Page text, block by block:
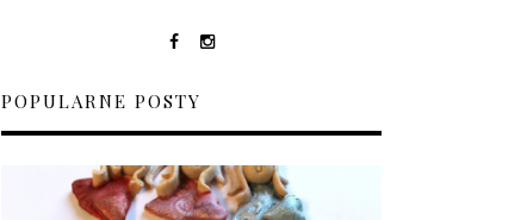
POPULARNE POSTY